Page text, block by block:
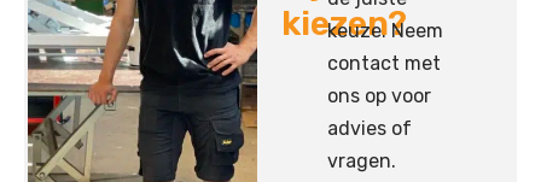
kiezen?
keuze. Neem
contact met
ons op voor
advies of
vragen.